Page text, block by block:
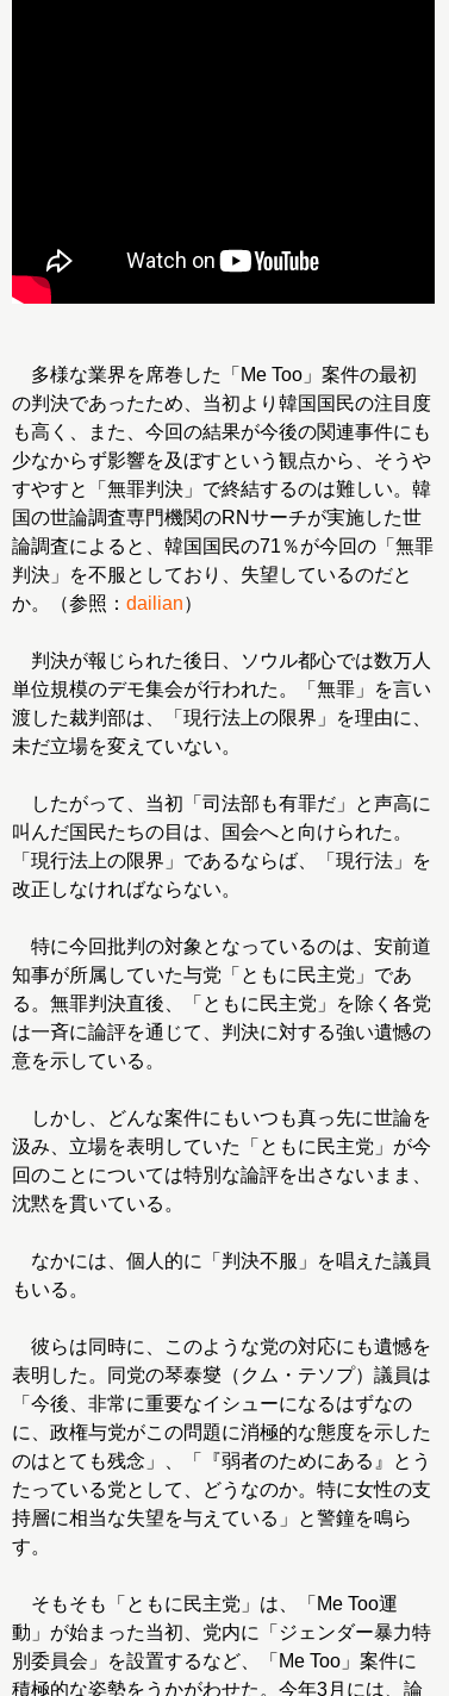
多様な業界を席巻した「Me Too」案件の最初
の判決であったため、当初より韓国国民の注目度
も高く、また、今回の結果が今後の関連事件にも
少なからず影響を及ぼすという観点から、そうや
すやすと「無罪判決」で終結するのは難しい。韓
国の世論調査専門機関のRNサーチが実施した世
論調査によると、韓国国民の71％が今回の「無罪
判決」を不服としており、失望しているのだと
か。（参照： dailian）
判決が報じられた後日、ソウル都心では数万人
単位規模のデモ集会が行われた。「無罪」を言い
渡した裁判部は、「現行法上の限界」を理由に、
未だ立場を変えていない。
したがって、当初「司法部も有罪だ」と声高に
叫んだ国民たちの目は、国会へと向けられた。
「現行法上の限界」であるならば、「現行法」を
改正しなければならない。
特に今回批判の対象となっているのは、安前道
知事が所属していた与党「ともに民主党」であ
る。無罪判決直後、「ともに民主党」を除く各党
は一斉に論評を通じて、判決に対する強い遺憾の
意を示している。
しかし、どんな案件にもいつも真っ先に世論を
汲み、立場を表明していた「ともに民主党」が今
回のことについては特別な論評を出さないまま、
沈黙を貫いている。
なかには、個人的に「判決不服」を唱えた議員
もいる。
彼らは同時に、このような党の対応にも遺憾を
表明した。同党の琴泰燮（クム・テソプ）議員は
「今後、非常に重要なイシューになるはずなの
に、政権与党がこの問題に消極的な態度を示した
のはとても残念」、「『弱者のためにある』とう
たっている党として、どうなのか。特に女性の支
持層に相当な失望を与えている」と警鐘を鳴ら
す。
そもそも「ともに民主党」は、「Me Too運
動」が始まった当初、党内に「ジェンダー暴力特
別委員会」を設置するなど、「Me Too」案件に
積極的な姿勢をうかがわせた。今年3月には、論